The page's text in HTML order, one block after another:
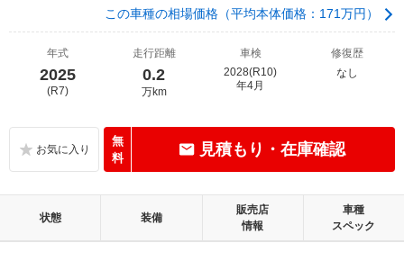
この車種の相場価格（平均本体価格：171万円）
年式
2025
(R7)
走行距離
0.2
万km
車検
2028(R10)
年4月
修復歴
なし
無
料
見積もり・在庫確認
状態 装備
販売店
情報
車種
スペック